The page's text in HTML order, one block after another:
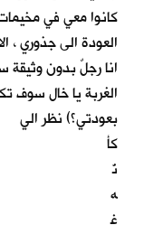
كانوا معي في
العودة الى جذوري ،
انا رجلٌ بدون وثيقة
الغربة يا خال سوف
بعودتي؟) نظر الي
كأ
نّ
ه